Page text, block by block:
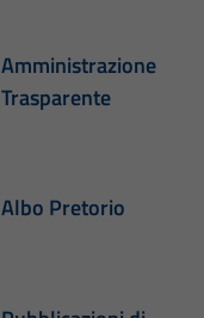
Amministrazione
Trasparente
Albo Pretorio